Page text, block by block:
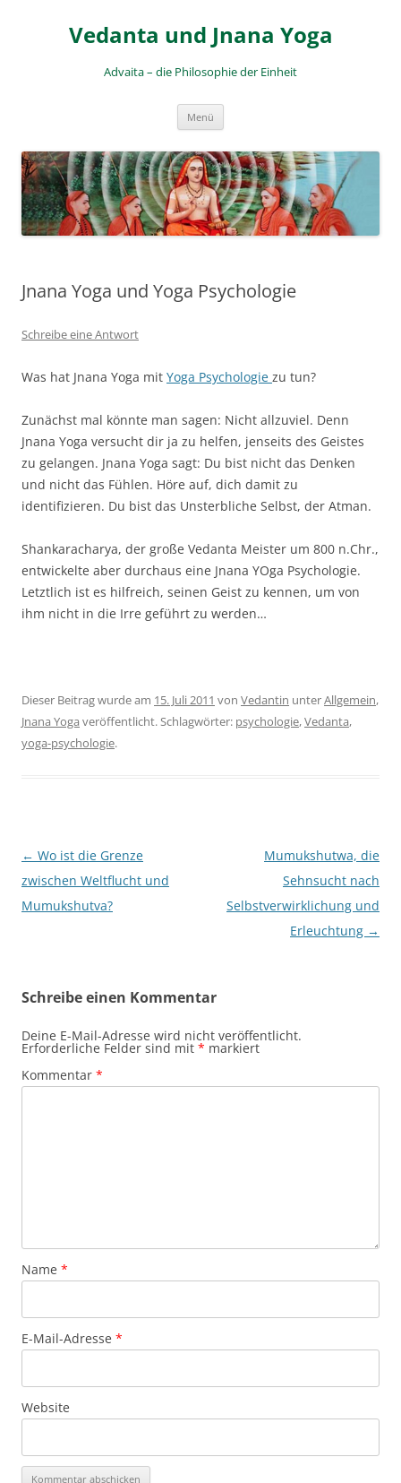
springenVedanta und Jnana Yoga
Advaita – die Philosophie der Einheit
Menü
Jnana Yoga und Yoga Psychologie
Schreibe eine Antwort
Was hat Jnana Yoga mit Yoga Psychologie zu tun?
Zunächst mal könnte man sagen: Nicht allzuviel. Denn
Jnana Yoga versucht dir ja zu helfen, jenseits des Geistes
zu gelangen. Jnana Yoga sagt: Du bist nicht das Denken
und nicht das Fühlen. Höre auf, dich damit zu
identifizieren. Du bist das Unsterbliche Selbst, der Atman.
Shankaracharya, der große Vedanta Meister um 800 n.Chr.,
entwickelte aber durchaus eine Jnana YOga Psychologie.
Letztlich ist es hilfreich, seinen Geist zu kennen, um von
ihm nicht in die Irre geführt zu werden…
Dieser Beitrag wurde am 15. Juli 2011 von Vedantin unterAllgemein,
Jnana Yoga veröffentlicht. Schlagwörter: psychologie,Vedanta,
yoga-psychologie.
Beitragsnavigation
← Wo ist die Grenze
zwischen Weltflucht und
Mumukshutva?
Mumukshutwa, die
Sehnsucht nach
Selbstverwirklichung und
Erleuchtung →
Schreibe einen Kommentar
Deine E-Mail-Adresse wird nicht veröffentlicht.
Erforderliche Felder sind mit * markiert
Kommentar *
Name *
E-Mail-Adresse *
Website